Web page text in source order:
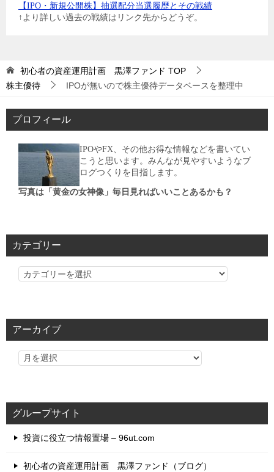
【IPO・新規公開株】抽選配分当選履歴とその戦績
↑より詳しい過去の戦績はリンク先からどうぞ。
初心者の資産運用計画 黒澤ファンド TOP
株主優待
IPOが無いので株主優待データベースを整理中
プロフィール
IPOやFX、その他お得な情報などを書いてい
こうと思います。みんなが見やすいようなブ
ログつくりを目指します。
写真は「黄金の女神像」毎日見ればいいことあるかも？
カテゴリー
カ
リ
アーカイブ
グループサイト
投資に役立つ情報置場 – 96ut.com
初心者の資産運用計画 黒澤ファンド（ブログ）